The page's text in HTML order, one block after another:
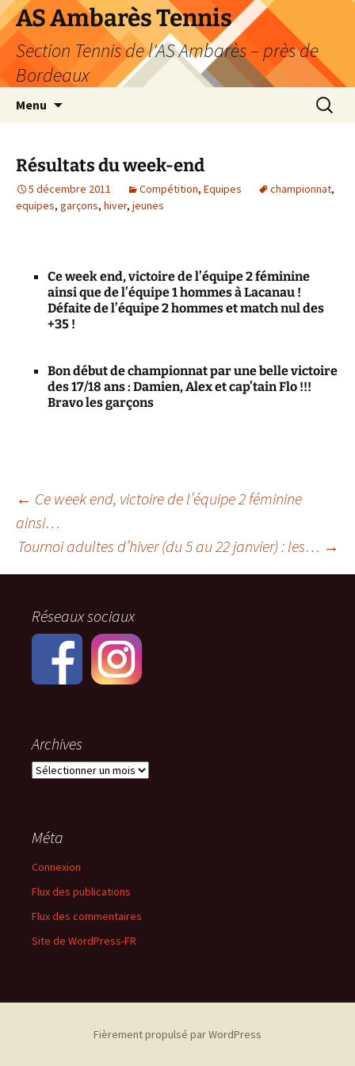
Aller
au
contenu
AS Ambarès Tennis
Section Tennis de l'AS Ambarès – près de
Bordeaux
Menu
Résultats du week-end
5 décembre 2011 Compétition, Equipes championnat,
equipes, garçons, hiver, jeunes
Ce week end, victoire de l’équipe 2 féminine
ainsi que de l’équipe 1 hommes à Lacanau !
Défaite de l’équipe 2 hommes et match nul des
+35 !
Bon début de championnat par une belle victoire
des 17/18 ans : Damien, Alex et cap’tain Flo !!!
Bravo les garçons
Navigation
des
articles
← Ce week end, victoire de l’équipe 2 féminine
ainsi…
Tournoi adultes d’hiver (du 5 au 22 janvier) : les… →
Réseaux sociaux
Archives
Archives
Méta
Connexion
Flux des publications
Flux des commentaires
Site de WordPress-FR
Fièrement propulsé par WordPress